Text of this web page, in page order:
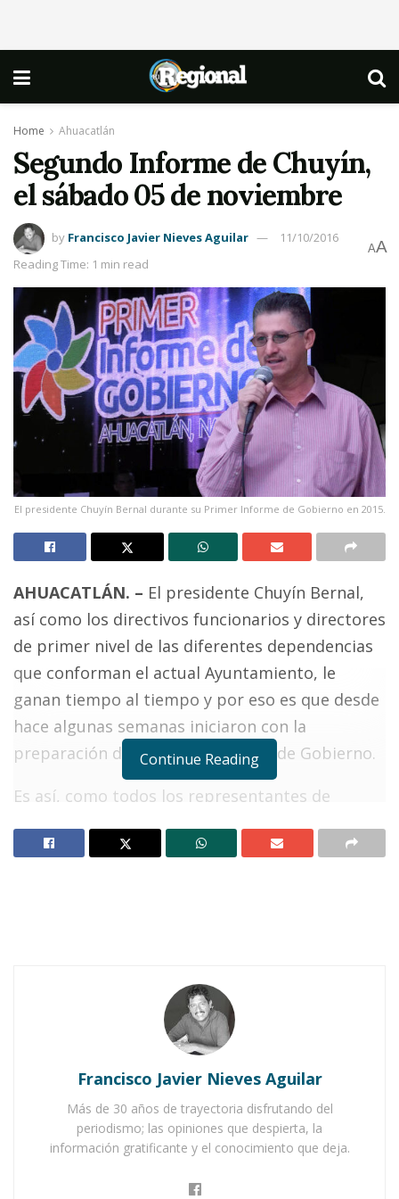
Home Ahuacatlán
Segundo Informe de Chuyín,
el sábado 05 de noviembre
by Francisco Javier Nieves Aguilar
11/10/2016
Reading Time: 1 min read
AA
El presidente Chuyín Bernal durante su Primer Informe de Gobierno en 2015.
AHUACATLÁN. – El presidente Chuyín Bernal,
así como los directivos funcionarios y directores
de primer nivel de las diferentes dependencias
que conforman el actual Ayuntamiento, le
ganan tiempo al tiempo y por eso es que desde
hace algunas semanas iniciaron con la
preparación del Segundo Informe de Gobierno.
Es así, como todos los representantes de
la administración municipal, se encuentran
este segundo año de gestión.
Compostelense hasta el último aplauso
Entre lágrimas y logros, Xóchitl Velasco rinde su
primer informe de gobierno
El segundo Informe de Chuyín Bernal será el
Continue Reading
Francisco Javier Nieves Aguilar
Más de 30 años de trayectoria disfrutando del
periodismo; las opiniones que despierta, la
información gratificante y el conocimiento que deja.